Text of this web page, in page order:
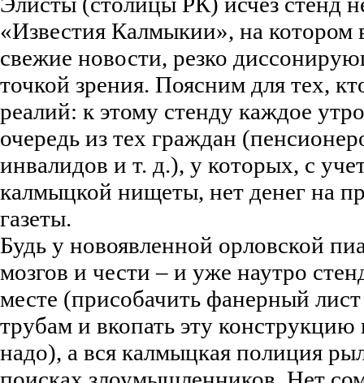
«Известия Калмыкии», на
свежие новости, резко
точкой зрения. Поясним для тех,
реалий: к этому стенду каждое
очередь из тех граждан
инвалидов и т. д.), у которых, с
калмыцкой нищеты, нет денег на
газеты.
Будь у новоявленной орловской
мозгов и чести – и уже наутро
месте (присобачить фанерный
трубам и вкопать эту
надо), а вся калмыцкая полиция